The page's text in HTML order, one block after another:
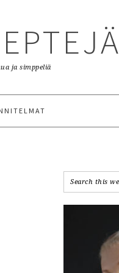
ja simppeliä